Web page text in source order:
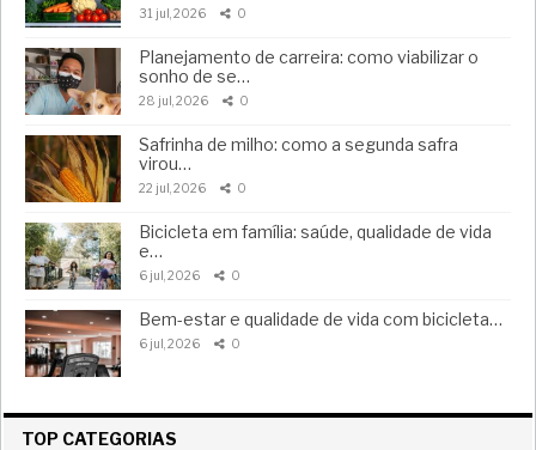
31 jul, 2026 0
Planejamento de carreira: como viabilizar o
sonho de se…
28 jul, 2026 0
Safrinha de milho: como a segunda safra
virou…
22 jul, 2026 0
Bicicleta em família: saúde, qualidade de vida
e…
6 jul, 2026 0
Bem-estar e qualidade de vida com bicicleta…
6 jul, 2026 0
TOP CATEGORIAS